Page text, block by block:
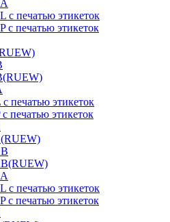
с печатью этикеток
с печатью этикеток
печатью этикеток
печатью этикеток
с печатью этикеток
с печатью этикеток